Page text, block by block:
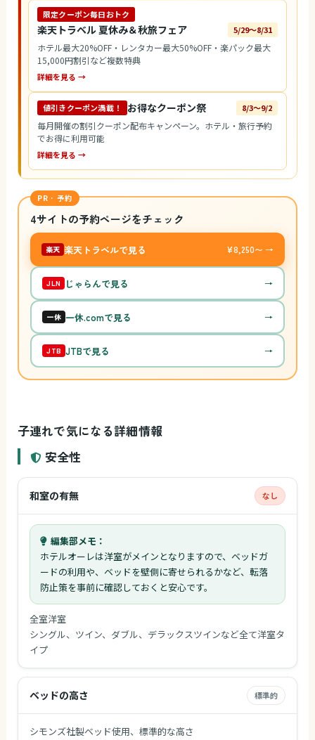
限定クーポン毎日おトク
楽天トラベル 夏休み＆秋旅フェア 5/29〜8/31
ホテル最大20%OFF・レンタカー最大50%OFF・楽パック最大
15,000円割引など複数特典
詳細を見る →
値引きクーポン満載！ お得なクーポン祭 8/3〜9/2
毎月開催の割引クーポン配布キャンペーン。ホテル・旅行予約
でお得に利用可能
詳細を見る →
PR · 予約
4サイトの予約ページをチェック
楽天 楽天トラベルで見る ¥8,250〜 →
JLN じゃらんで見る →
一休 一休.comで見る →
JTB JTBで見る →
子連れで気になる詳細情報
安全性
和室の有無 なし
編集部メモ：
ホテルオーレは洋室がメインとなりますので、ベッドガ
ードの利用や、ベッドを壁側に寄せられるかなど、転落
防止策を事前に確認しておくと安心です。
全室洋室
シングル、ツイン、ダブル、デラックスツインなど全て洋室タ
イプ
ベッドの高さ 標準的
シモンズ社製ベッド使用、標準的な高さ